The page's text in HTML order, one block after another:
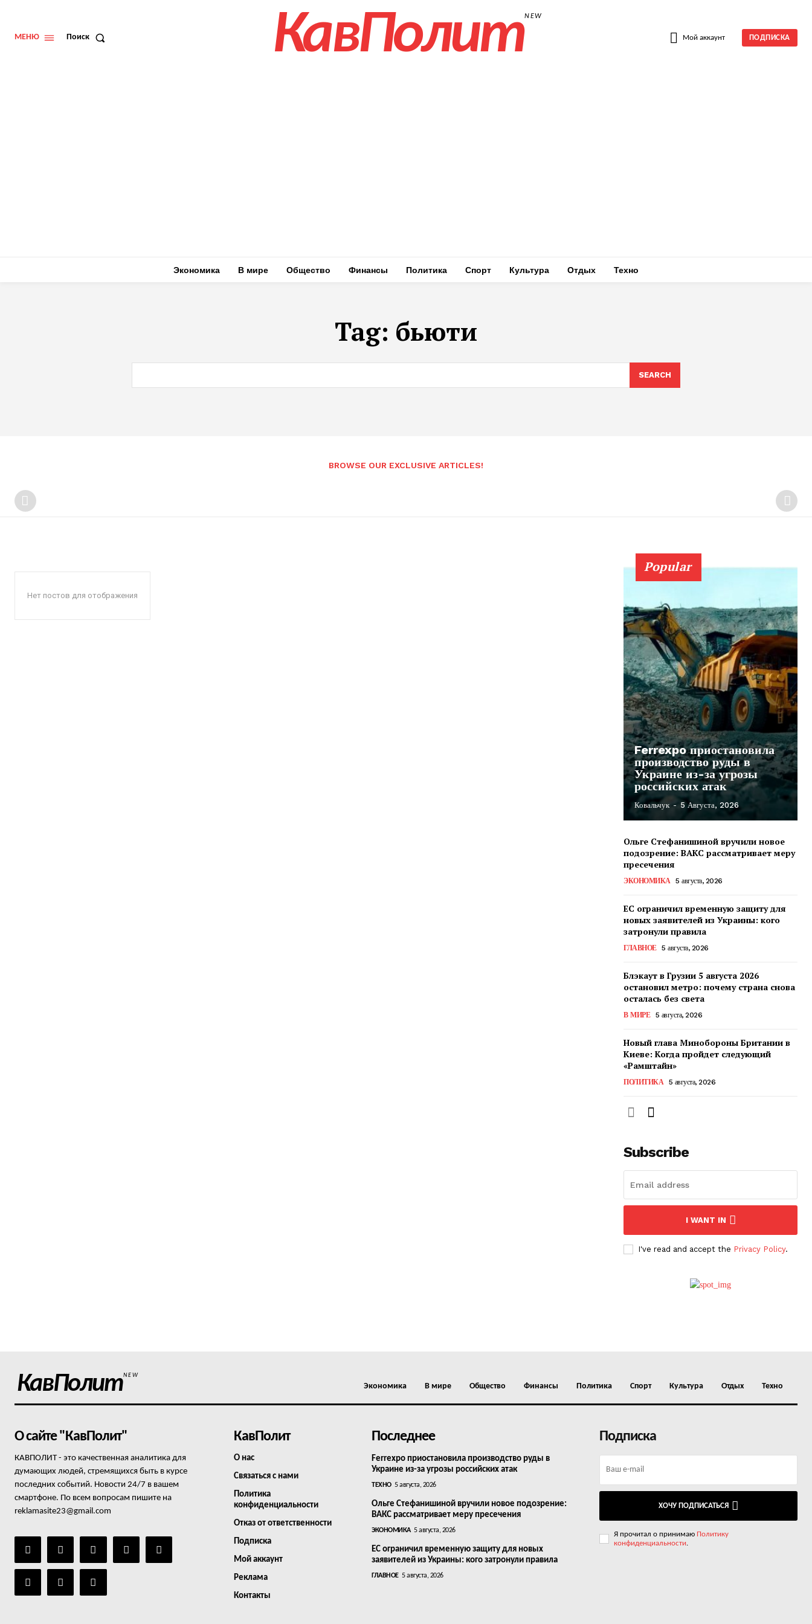
МЕНЮ Поиск КавПолитNEW
Мой аккаунт ПОДПИСКА
Экономика В мире Общество Финансы Политика Спорт Культура Отдых Техно
Tag: бьюти
SEARCH
BROWSE OUR EXCLUSIVE ARTICLES!
Нет постов для отображения
Popular
Ferrexpo приостановила
производство руды в
Украине из-за угрозы
российских атак
Ковальчук - 5 Августа, 2026
Ольге Стефанишиной вручили новое
подозрение: ВАКС рассматривает меру
пресечения
ЭКОНОМИКА 5 августа, 2026
ЕС ограничил временную защиту для
новых заявителей из Украины: кого
затронули правила
ГЛАВНОЕ 5 августа, 2026
Блэкаут в Грузии 5 августа 2026
остановил метро: почему страна снова
осталась без света
В МИРЕ 5 августа, 2026
Новый глава Минобороны Британии в
Киеве: Когда пройдет следующий
«Рамштайн»
ПОЛИТИКА 5 августа, 2026
Subscribe
I WANT IN
I've read and accept the Privacy Policy.
КавПолитNEW
Экономика В мире Общество Финансы Политика Спорт Культура Отдых Техно
О сайте "КавПолит"
КАВПОЛИТ - это качественная аналитика для
думающих людей, стремящихся быть в курсе
последних событий. Новости 24/7 в вашем
смартфоне. По всем вопросам пишите на
reklamasite23@gmail.com
КавПолит
О нас
Связаться с нами
Политика
конфиденциальности
Отказ от ответственности
Подписка
Мой аккаунт
Реклама
Контакты
Последнее
Ferrexpo приостановила производство руды в
Украине из-за угрозы российских атак
ТЕХНО 5 августа, 2026
Ольге Стефанишиной вручили новое подозрение:
ВАКС рассматривает меру пресечения
ЭКОНОМИКА 5 августа, 2026
ЕС ограничил временную защиту для новых
заявителей из Украины: кого затронули правила
ГЛАВНОЕ 5 августа, 2026
Подписка
ХОЧУ ПОДПИСАТЬСЯ
Я прочитал о принимаю Политику
конфиденциальности.